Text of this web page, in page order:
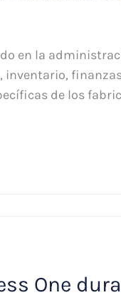
en la
inventario,
de los
One